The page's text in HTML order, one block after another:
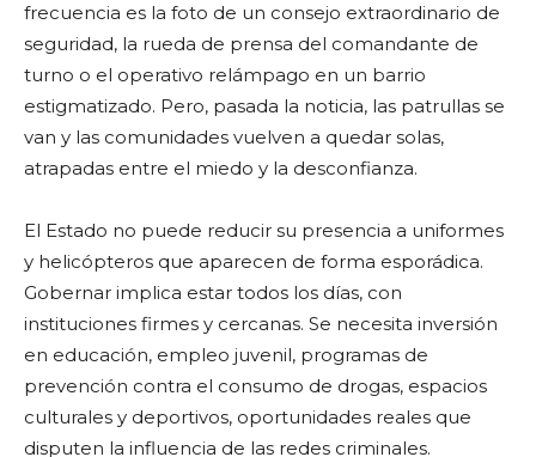
frecuencia es la foto de un consejo extraordinario de
seguridad, la rueda de prensa del comandante de
turno o el operativo relámpago en un barrio
estigmatizado. Pero, pasada la noticia, las patrullas se
van y las comunidades vuelven a quedar solas,
atrapadas entre el miedo y la desconfianza.
El Estado no puede reducir su presencia a uniformes
y helicópteros que aparecen de forma esporádica.
Gobernar implica estar todos los días, con
instituciones firmes y cercanas. Se necesita inversión
en educación, empleo juvenil, programas de
prevención contra el consumo de drogas, espacios
culturales y deportivos, oportunidades reales que
disputen la influencia de las redes criminales.